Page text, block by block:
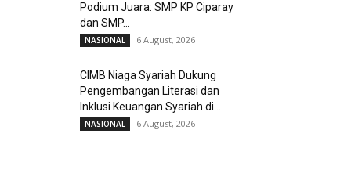
Podium Juara: SMP KP Ciparay
dan SMP...
NASIONAL 6 August, 2026
CIMB Niaga Syariah Dukung
Pengembangan Literasi dan
Inklusi Keuangan Syariah di...
NASIONAL 6 August, 2026